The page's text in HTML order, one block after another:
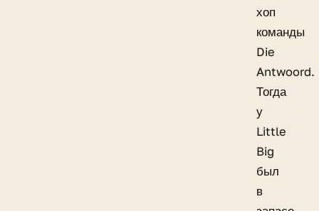
хоп
команды
Die
Antwoord.
Тогда
у
Little
Big
был
в